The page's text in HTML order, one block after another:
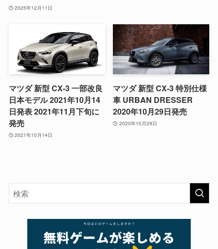
2025年12月11日
マツダ 新型 CX-3 一部改良
日本モデル 2021年10月14
日発表 2021年11月下旬に
発売
2021年10月14日
マツダ 新型 CX-3 特別仕様
車 URBAN DRESSER
2020年10月29日発売
2020年10月29日